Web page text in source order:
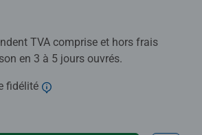
TVA comprise et hors frais
en 3 à 5 jours ouvrés.
fidélité